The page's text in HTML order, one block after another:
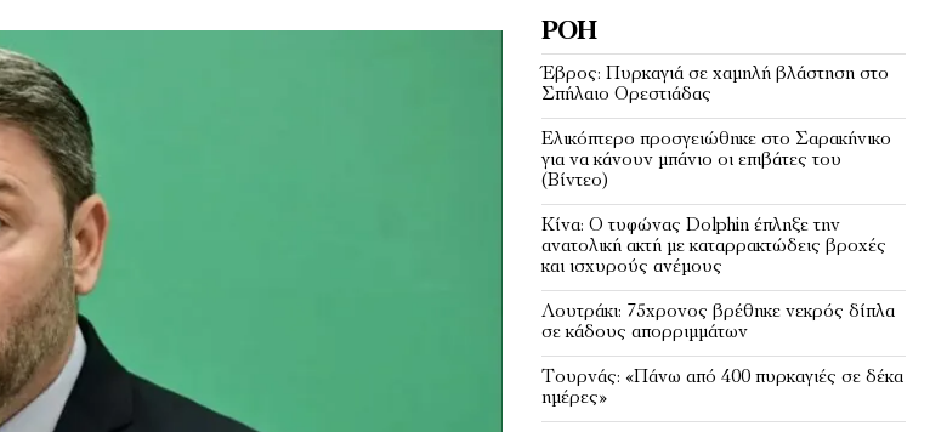
ΡΟΉ
Έβρος: Πυρκαγιά σε χαμηλή βλάστηση στο
Σπήλαιο Ορεστιάδας
Ελικόπτερο προσγειώθηκε στο Σαρακήνικο
για να κάνουν μπάνιο οι επιβάτες του
(Bίντεο)
Κίνα: Ο τυφώνας Dolphin έπληξε την
ανατολική ακτή με καταρρακτώδεις βροχές
και ισχυρούς ανέμους
Λουτράκι: 75χρονος βρέθηκε νεκρός δίπλα
σε κάδους απορριμμάτων
Τουρνάς: «Πάνω από 400 πυρκαγιές σε δέκα
ημέρες»